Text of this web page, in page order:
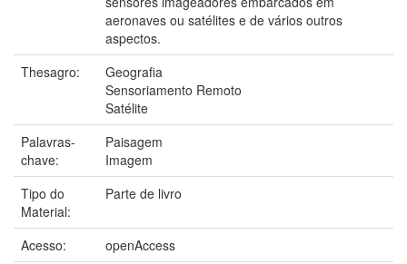
aeronaves ou satélites e de vários outros
aspectos.
Thesagro:
Geografia
Sensoriamento Remoto
Satélite
Palavras-
chave:
Paisagem
Imagem
Tipo do
Material:
Parte de livro
Acesso:
openAccess